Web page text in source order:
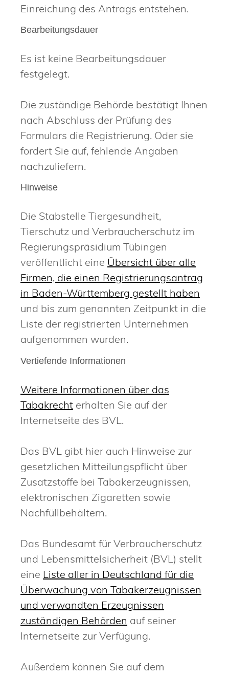
Einreichung des Antrags entstehen.
Bearbeitungsdauer
Es ist keine Bearbeitungsdauer
festgelegt.
Die zuständige Behörde bestätigt Ihnen
nach Abschluss der Prüfung des
Formulars die Registrierung. Oder sie
fordert Sie auf, fehlende Angaben
nachzuliefern.
Hinweise
Die Stabstelle Tiergesundheit,
Tierschutz und Verbraucherschutz im
Regierungspräsidium Tübingen
veröffentlicht eine Übersicht über alle
Firmen, die einen Registrierungsantrag
in Baden-Württemberg gestellt haben
und bis zum genannten Zeitpunkt in die
Liste der registrierten Unternehmen
aufgenommen wurden.
Vertiefende Informationen
Weitere Informationen über das
Tabakrecht erhalten Sie auf der
Internetseite des BVL.
Das BVL gibt hier auch Hinweise zur
gesetzlichen Mitteilungspflicht über
Zusatzstoffe bei Tabakerzeugnissen,
elektronischen Zigaretten sowie
Nachfüllbehältern.
Das Bundesamt für Verbraucherschutz
und Lebensmittelsicherheit (BVL) stellt
eine Liste aller in Deutschland für die
Überwachung von Tabakerzeugnissen
und verwandten Erzeugnissen
zuständigen Behörden auf seiner
Internetseite zur Verfügung.
Außerdem können Sie auf dem